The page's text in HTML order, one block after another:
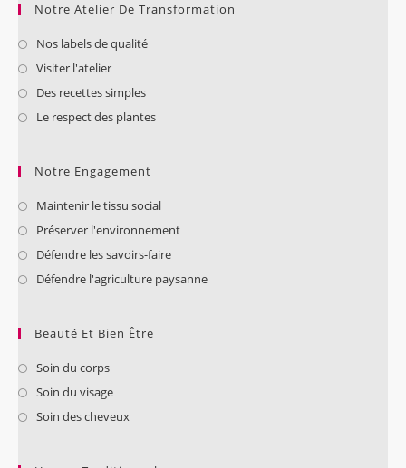
Notre Atelier De Transformation
Nos labels de qualité
Visiter l'atelier
Des recettes simples
Le respect des plantes
Notre Engagement
Maintenir le tissu social
Préserver l'environnement
Défendre les savoirs-faire
Défendre l'agriculture paysanne
Beauté Et Bien Être
Soin du corps
Soin du visage
Soin des cheveux